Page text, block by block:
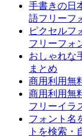
手書きの日
語フリーフ
ピクセルフ
フリーフォ
おしゃれな
まとめ
商用利用無
商用利用無
フリーイラ
フォント名
トを検索・